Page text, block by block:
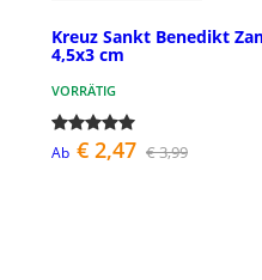
Kreuz Sankt Benedikt
4,5x3 cm
VORRÄTIG
Ab € 2,47 € 3,99